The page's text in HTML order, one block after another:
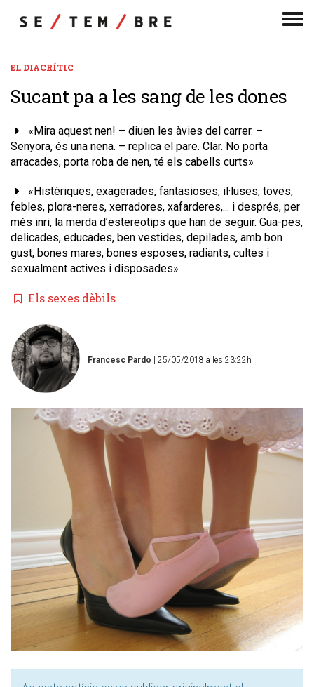
EL DIACRÍTIC
Sucant pa a les sang de les dones
«Mira aquest nen! – diuen les àvies del carrer. –
Senyora, és una nena. – replica el pare. Clar. No porta
arracades, porta roba de nen, té els cabells curts»
«Histèriques, exagerades, fantasioses, il·luses, toves,
febles, plora-neres, xerradores, xafarderes,... i després, per
més inri, la merda d’estereotips que han de seguir. Gua-pes,
delicades, educades, ben vestides, depilades, amb bon
gust, bones mares, bones esposes, radiants, cultes i
sexualment actives i disposades»
Els sexes dèbils
Francesc Pardo | 25/05/2018 a les 23:22h